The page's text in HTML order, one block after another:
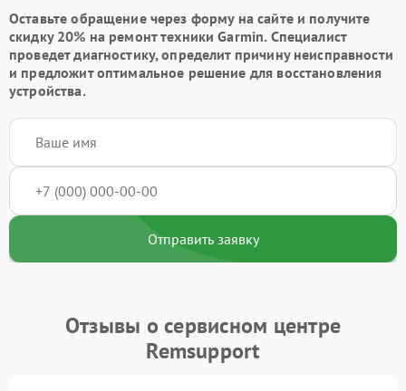
Оставьте обращение через форму на сайте и получите
скидку 20% на ремонт техники Garmin. Специалист
проведет диагностику, определит причину неисправности
и предложит оптимальное решение для восстановления
устройства.
Отправить заявку
Отзывы о сервисном центре
Remsupport